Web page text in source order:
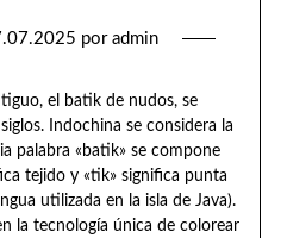
por admin
el batik de nudos, se
Indochina se considera la
palabra «batik» se compone
tejido y «tik» significa punta
utilizada en la isla de Java).
la tecnología única de colorear